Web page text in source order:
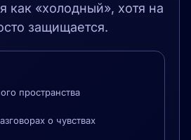
как «холодный», хотя на
защищается.
пространства
о чувствах